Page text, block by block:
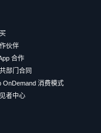
伙伴
合作
部门合同
OnDemand 消费模式
者中心